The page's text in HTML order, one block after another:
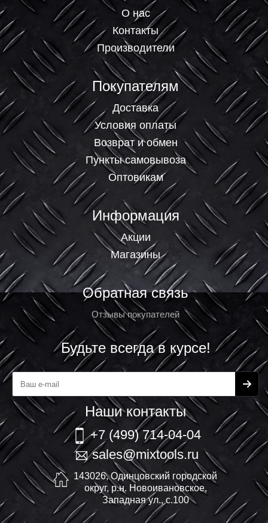
О нас
Контакты
Производители
Покупателям
Доставка
Условия оплаты
Возврат и обмен
Пункты самовывоза
Оптовикам
Информация
Акции
Магазины
Обратная связь
Отзывы покупателей
Будьте всегда в курсе!
Наши контакты
+7 (499) 714-04-04
sales@mixtools.ru
143026, Одинцовский городской
округ, р.н. Новоивановское,
Западная ул., с.100